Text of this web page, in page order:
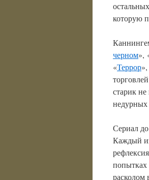
которую
черном»,
«Террор
старик
недурных
Сериал
Каждый
попытках
расколом